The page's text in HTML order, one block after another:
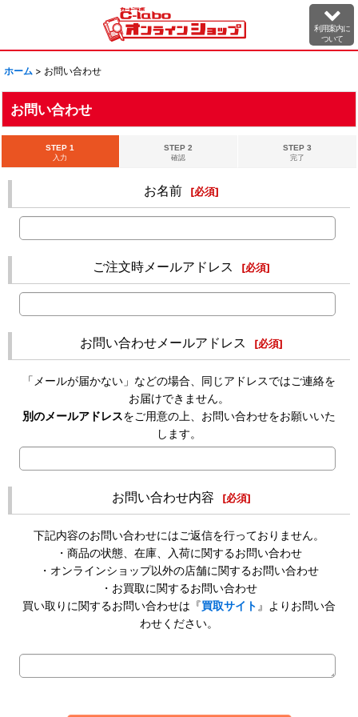
利用案内に
ついて
ホーム > お問い合わせ
お問い合わせ
STEP 1
入力
STEP 2
確認
STEP 3
完了
お名前 [必須]
ご注文時メールアドレス [必須]
お問い合わせメールアドレス [必須]
「メールが届かない」などの場合、同じアドレスではご連絡を
お届けできません。
別のメールアドレスをご用意の上、お問い合わせをお願いいた
します。
お問い合わせ内容 [必須]
下記内容のお問い合わせにはご返信を行っておりません。
・商品の状態、在庫、入荷に関するお問い合わせ
・オンラインショップ以外の店舗に関するお問い合わせ
・お買取に関するお問い合わせ
買い取りに関するお問い合わせは『買取サイト 』よりお問い合
わせください。